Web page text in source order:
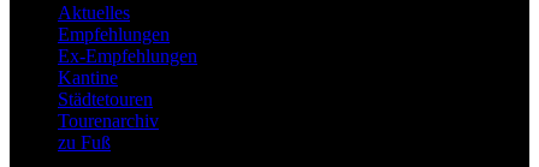
Aktuelles
Empfehlungen
Ex-Empfehlungen
Kantine
Städtetouren
Tourenarchiv
zu Fuß